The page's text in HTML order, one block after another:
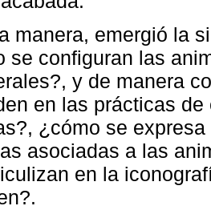
manera, emergió la
se configuran las
y de manera
en las prácticas
¿cómo se
asociadas a las
en la